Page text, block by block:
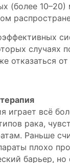
(более 10–20)
случаях
отказаться
играет всё
рака,
Раньше
плохо
барьер,